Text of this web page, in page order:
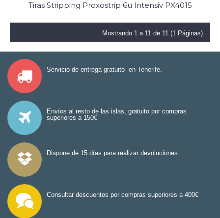
Tiras Stripping Proxostrip 6u Intensiv PX4015
Mostrando 1 a 11 de 11 (1 Páginas)
Servicio de entrega gratuito en Tenerife.
Envíos al resto de las islas, gratuito por compras
superiores a 150€
Dispone de 15 días para realizar devoluciones.
Consultar descuentos por compras superiores a 400€